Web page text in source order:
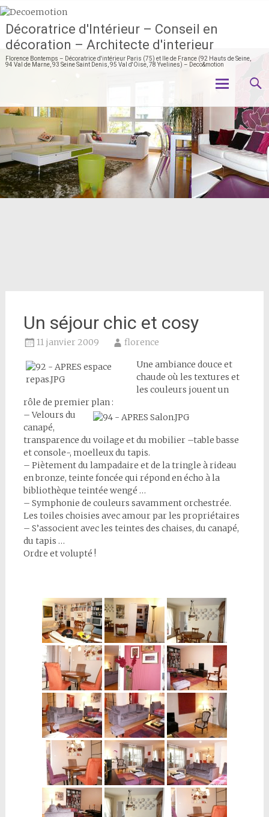
Décoratrice d'Intérieur – Conseil en
décoration – Architecte d'interieur
Florence Bontemps – Décoratrice d'intérieur Paris (75) et Ile de France (92 Hauts de Seine,
94 Val de Marne, 93 Seine Saint Denis, 95 Val d'Oise, 78 Yvelines) – Deco&motion
contenu
principal
Un séjour chic et cosy
11 janvier 2009 florence
Une ambiance douce et
chaude où les textures et
les couleurs jouent un
rôle de premier plan :
– Velours du
canapé,
transparence du voilage et du mobilier –table basse
et console-, moelleux du tapis.
– Piètement du lampadaire et de la tringle à rideau
en bronze, teinte foncée qui répond en écho à la
bibliothèque teintée wengé …
– Symphonie de couleurs savamment orchestrée.
Les toiles choisies avec amour par les propriétaires
– S’associent avec les teintes des chaises, du canapé,
du tapis …
Ordre et volupté !